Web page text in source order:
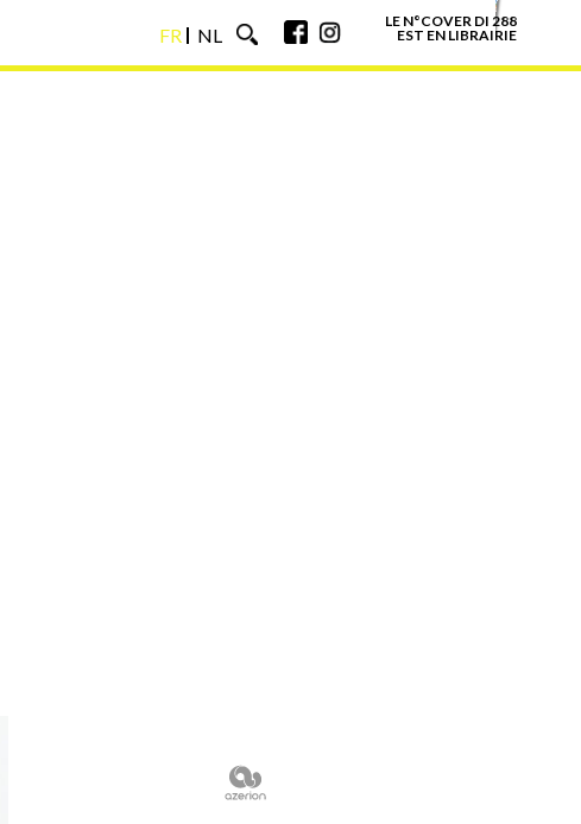
FR
NL
LE N°COVER DI 288
EST EN LIBRAIRIE